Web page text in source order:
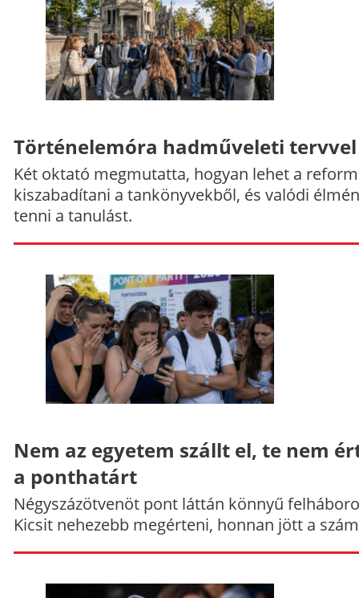
Történelemóra hadműveleti tervvel
Két oktató megmutatta, hogyan lehet a
kiszabadítani a tankönyvekből, és valódi
tenni a tanulást.
Nem az egyetem szállt el, te nem
a ponthatárt
Négyszázötvenöt pont láttán könnyű
Kicsit nehezebb megérteni, honnan jött a